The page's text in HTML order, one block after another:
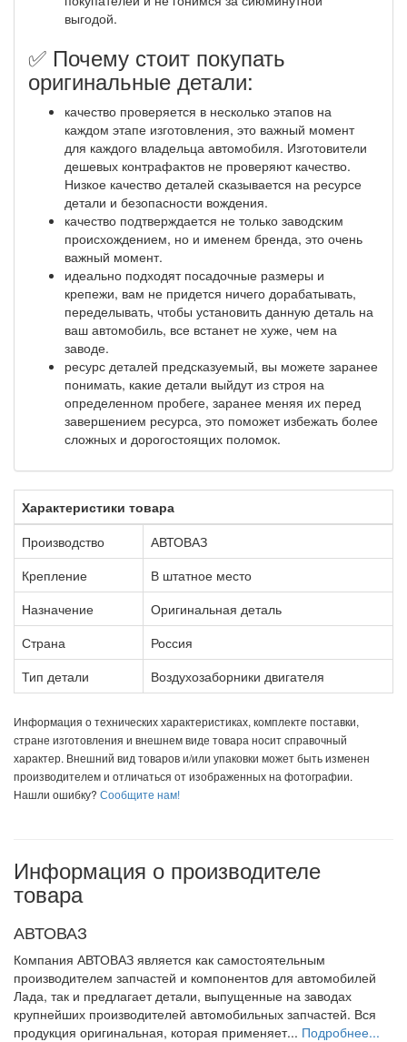
выгодой.
✅ Почему стоит покупать
оригинальные детали:
качество проверяется в несколько этапов на
каждом этапе изготовления, это важный момент
для каждого владельца автомобиля. Изготовители
дешевых контрафактов не проверяют качество.
Низкое качество деталей сказывается на ресурсе
детали и безопасности вождения.
качество подтверждается не только заводским
происхождением, но и именем бренда, это очень
важный момент.
идеально подходят посадочные размеры и
крепежи, вам не придется ничего дорабатывать,
переделывать, чтобы установить данную деталь на
ваш автомобиль, все встанет не хуже, чем на
заводе.
ресурс деталей предсказуемый, вы можете заранее
понимать, какие детали выйдут из строя на
определенном пробеге, заранее меняя их перед
завершением ресурса, это поможет избежать более
сложных и дорогостоящих поломок.
Характеристики товара
Производство
АВТОВАЗ
Крепление
В штатное место
Назначение
Оригинальная деталь
Страна
Россия
Тип детали
Воздухозаборники двигателя
Информация о технических характеристиках, комплекте поставки,
стране изготовления и внешнем виде товара носит справочный
характер. Внешний вид товаров и/или упаковки может быть изменен
производителем и отличаться от изображенных на фотографии.
Нашли ошибку? Сообщите нам!
Информация о производителе
товара
АВТОВАЗ
Компания АВТОВАЗ является как самостоятельным
производителем запчастей и компонентов для автомобилей
Лада, так и предлагает детали, выпущенные на заводах
крупнейших производителей автомобильных запчастей. Вся
продукция оригинальная, которая применяет... Подробнее...